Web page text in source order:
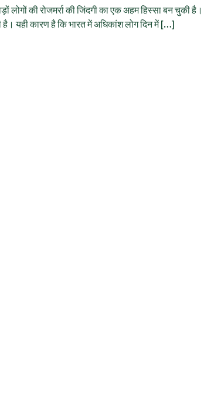
लोगों की रोजमर्रा की जिंदगी का एक अहम हिस्सा बन
यही कारण है कि भारत में अधिकांश लोग दिन में […]